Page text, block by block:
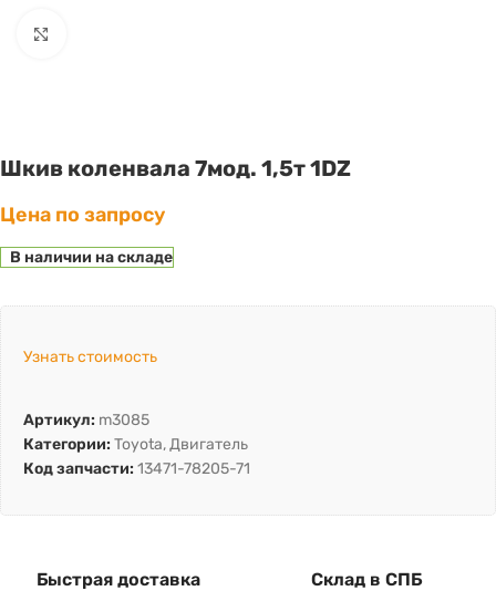
Шкив коленвала 7мод. 1,5т 1DZ
Цена по запросу
В наличии на складе
Узнать стоимость
Артикул: m3085
Категории: Toyota,Двигатель
Код запчасти: 13471-78205-71
Быстрая доставка Склад в СПБ